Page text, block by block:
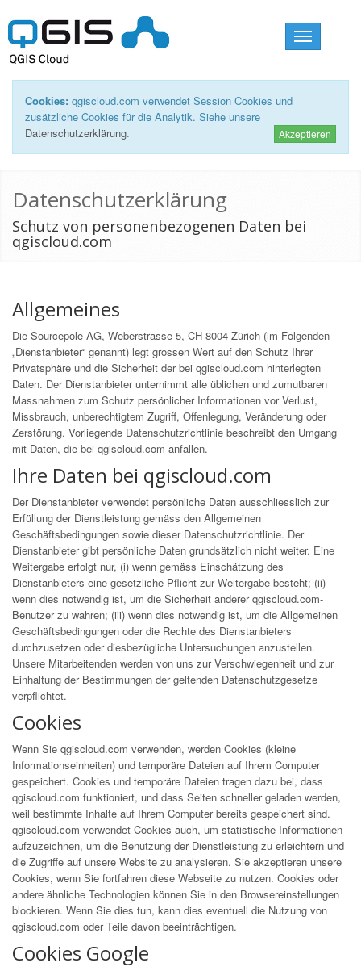
Toggle
navigation
Cookies: qgiscloud.com verwendet Session Cookies und
zusätzliche Cookies für die Analytik. Siehe unsere
Datenschutzerklärung. Akzeptieren
Datenschutzerklärung
Schutz von personenbezogenen Daten bei
qgiscloud.com
Allgemeines
Die Sourcepole AG, Weberstrasse 5, CH-8004 Zürich (im Folgenden
„Dienstanbieter“ genannt) legt grossen Wert auf den Schutz Ihrer
Privatsphäre und die Sicherheit der bei qgiscloud.com hinterlegten
Daten. Der Dienstanbieter unternimmt alle üblichen und zumutbaren
Massnahmen zum Schutz persönlicher Informationen vor Verlust,
Missbrauch, unberechtigtem Zugriff, Offenlegung, Veränderung oder
Zerstörung. Vorliegende Datenschutzrichtlinie beschreibt den Umgang
mit Daten, die bei qgiscloud.com anfallen.
Ihre Daten bei qgiscloud.com
Der Dienstanbieter verwendet persönliche Daten ausschliesslich zur
Erfüllung der Dienstleistung gemäss den Allgemeinen
Geschäftsbedingungen sowie dieser Datenschutzrichtlinie. Der
Dienstanbieter gibt persönliche Daten grundsätzlich nicht weiter. Eine
Weitergabe erfolgt nur, (i) wenn gemäss Einschätzung des
Dienstanbieters eine gesetzliche Pflicht zur Weitergabe besteht; (ii)
wenn dies notwendig ist, um die Sicherheit anderer qgiscloud.com-
Benutzer zu wahren; (iii) wenn dies notwendig ist, um die Allgemeinen
Geschäftsbedingungen oder die Rechte des Dienstanbieters
durchzusetzen oder diesbezügliche Untersuchungen anzustellen.
Unsere Mitarbeitenden werden von uns zur Verschwiegenheit und zur
Einhaltung der Bestimmungen der geltenden Datenschutzgesetze
verpflichtet.
Cookies
Wenn Sie qgiscloud.com verwenden, werden Cookies (kleine
Informationseinheiten) und temporäre Dateien auf Ihrem Computer
gespeichert. Cookies und temporäre Dateien tragen dazu bei, dass
qgiscloud.com funktioniert, und dass Seiten schneller geladen werden,
weil bestimmte Inhalte auf Ihrem Computer bereits gespeichert sind.
qgiscloud.com verwendet Cookies auch, um statistische Informationen
aufzuzeichnen, um die Benutzung der Dienstleistung zu erleichtern und
die Zugriffe auf unsere Website zu analysieren. Sie akzeptieren unsere
Cookies, wenn Sie fortfahren diese Webseite zu nutzen. Cookies oder
andere ähnliche Technologien können Sie in den Browsereinstellungen
blockieren. Wenn Sie dies tun, kann dies eventuell die Nutzung von
qgiscloud.com oder Teile davon beeinträchtigen.
Cookies Google